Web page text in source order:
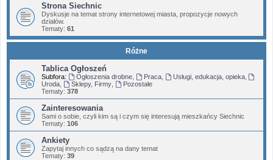
Strona Siechnic
Dyskusje na temat strony internetowej miasta, propozycje nowych
działów.
Tematy: 61
Różne
Tablica Ogłoszeń
Subfora: Ogłoszenia drobne, Praca, Usługi, edukacja, opieka,
Uroda
Sklepy, Firmy,
Pozostałe
Tematy: 378
Zainteresowania
Sami o sobie, czyli kim są i czym się interesują mieszkańcy Siechnic
Tematy: 106
Ankiety
Zapytaj innych co sądzą na dany temat
Tematy: 39